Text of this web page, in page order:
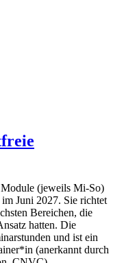
(jeweils Mi-So)
Juni 2027. Sie richtet
Bereichen, die
hatten. Die
und ist ein
(anerkannt durch